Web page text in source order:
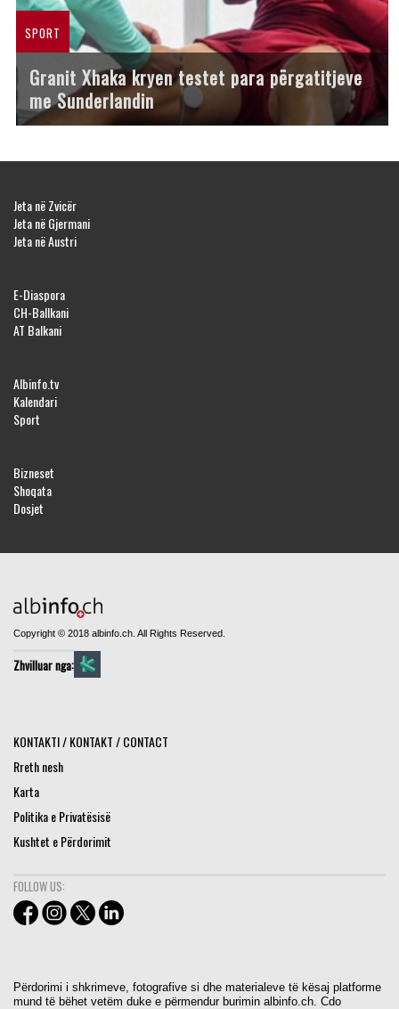
SPORT
Granit Xhaka kryen testet para përgatitjeve
me Sunderlandin
Jeta në Zvicër
Jeta në Gjermani
Jeta në Austri
E-Diaspora
CH-Ballkani
AT Balkani
Albinfo.tv
Kalendari
Sport
Bizneset
Shoqata
Dosjet
Copyright © 2018 albinfo.ch. All Rights Reserved.
Zhvilluar nga:
KONTAKTI / KONTAKT / CONTACT
Rreth nesh
Karta
Politika e Privatësisë
Kushtet e Përdorimit
FOLLOW US:
Përdorimi i shkrimeve, fotografive si dhe materialeve të kësaj platforme
mund të bëhet vetëm duke e përmendur burimin albinfo.ch. Cdo